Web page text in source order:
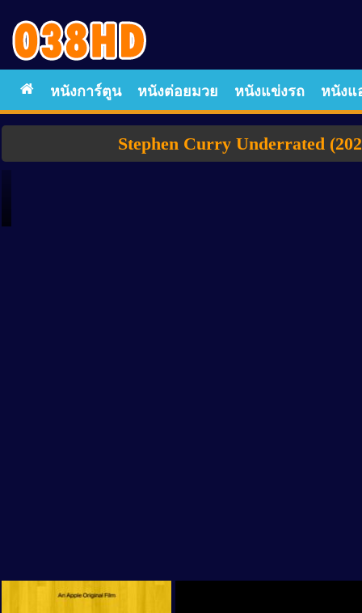
หนังการ์ตูน หนังต่อยมวย หนังแข่งรถ หนัง
Stephen Curry Underrated